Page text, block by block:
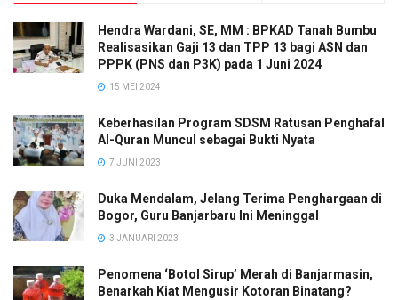
Hendra Wardani, SE, MM : BPKAD Tanah Bumbu
Realisasikan Gaji 13 dan TPP 13 bagi ASN dan
PPPK (PNS dan P3K) pada 1 Juni 2024
15 MEI 2024
Keberhasilan Program SDSM Ratusan Penghafal
Al-Quran Muncul sebagai Bukti Nyata
7 JUNI 2023
Duka Mendalam, Jelang Terima Penghargaan di
Bogor, Guru Banjarbaru Ini Meninggal
3 JANUARI 2023
Penomena ‘Botol Sirup’ Merah di Banjarmasin,
Benarkah Kiat Mengusir Kotoran Binatang?